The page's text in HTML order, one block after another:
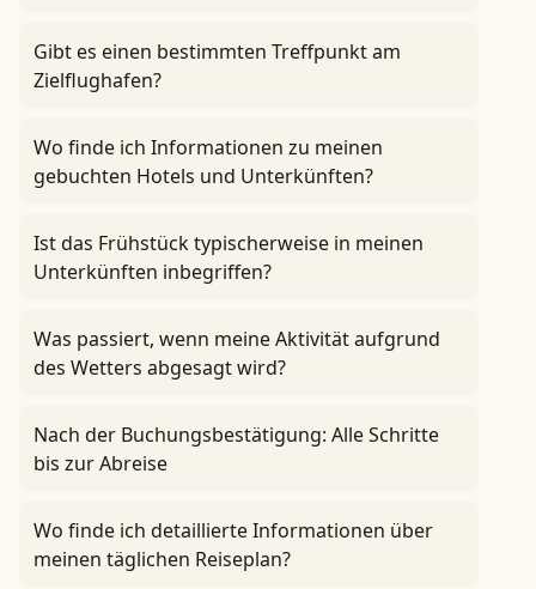
Gibt es einen bestimmten Treffpunkt am
Zielflughafen?
Wo finde ich Informationen zu meinen
gebuchten Hotels und Unterkünften?
Ist das Frühstück typischerweise in meinen
Unterkünften inbegriffen?
Was passiert, wenn meine Aktivität aufgrund
des Wetters abgesagt wird?
Nach der Buchungsbestätigung: Alle Schritte
bis zur Abreise
Wo finde ich detaillierte Informationen über
meinen täglichen Reiseplan?